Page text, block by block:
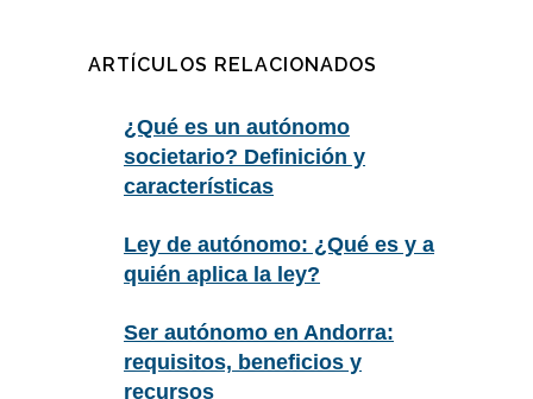
ARTÍCULOS RELACIONADOS
¿Qué es un autónomo
societario? Definición y
características
Ley de autónomo: ¿Qué es y a
quién aplica la ley?
Ser autónomo en Andorra:
requisitos, beneficios y
recursos